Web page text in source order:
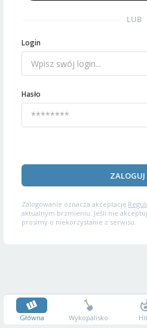
LUB
Login
Hasło
ZALOGUJ
Zalogowanie oznacza akceptację
aktualnym brzmieniu. Jeśli nie
prosimy o niekorzystanie z serwisu.
Główna Wykopalisko